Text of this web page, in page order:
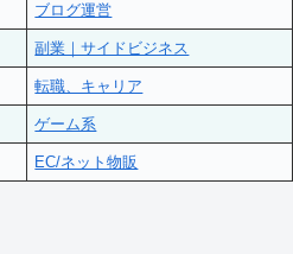
ブログ運営
副業｜サイドビジネス
転職、キャリア
ゲーム系
EC/ネット物販